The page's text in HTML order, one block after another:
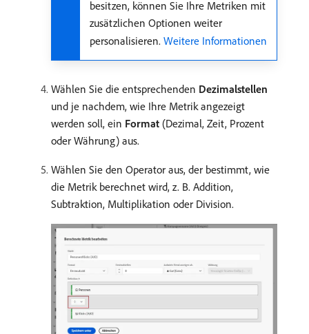
besitzen, können Sie Ihre Metriken mit
zusätzlichen Optionen weiter
personalisieren. Weitere Informationen
Wählen Sie die entsprechenden Dezimalstellen
und je nachdem, wie Ihre Metrik angezeigt
werden soll, ein Format (Dezimal, Zeit, Prozent
oder Währung) aus.
Wählen Sie den Operator aus, der bestimmt, wie
die Metrik berechnet wird, z. B. Addition,
Subtraktion, Multiplikation oder Division.